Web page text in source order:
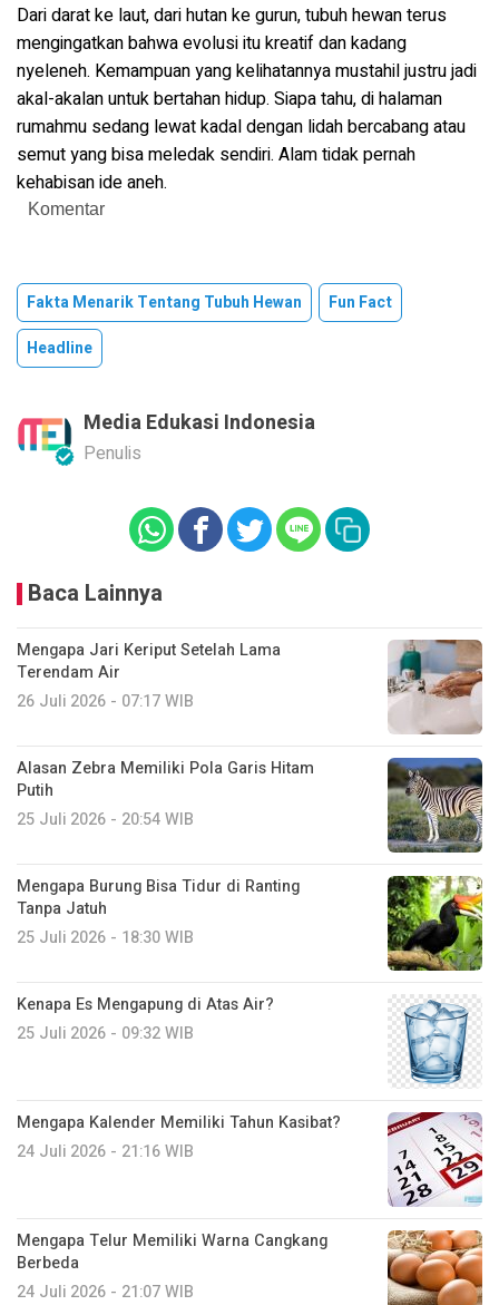
Dari darat ke laut, dari hutan ke gurun, tubuh hewan terus
mengingatkan bahwa evolusi itu kreatif dan kadang
nyeleneh. Kemampuan yang kelihatannya mustahil justru jadi
akal-akalan untuk bertahan hidup. Siapa tahu, di halaman
rumahmu sedang lewat kadal dengan lidah bercabang atau
semut yang bisa meledak sendiri. Alam tidak pernah
kehabisan ide aneh.
Komentar
Fakta Menarik Tentang Tubuh Hewan
Fun Fact
Headline
Media Edukasi Indonesia
Penulis
Baca Lainnya
Mengapa Jari Keriput Setelah Lama
Terendam Air
26 Juli 2026 - 07:17 WIB
Alasan Zebra Memiliki Pola Garis Hitam
Putih
25 Juli 2026 - 20:54 WIB
Mengapa Burung Bisa Tidur di Ranting
Tanpa Jatuh
25 Juli 2026 - 18:30 WIB
Kenapa Es Mengapung di Atas Air?
25 Juli 2026 - 09:32 WIB
Mengapa Kalender Memiliki Tahun Kasibat?
24 Juli 2026 - 21:16 WIB
Mengapa Telur Memiliki Warna Cangkang
Berbeda
24 Juli 2026 - 21:07 WIB